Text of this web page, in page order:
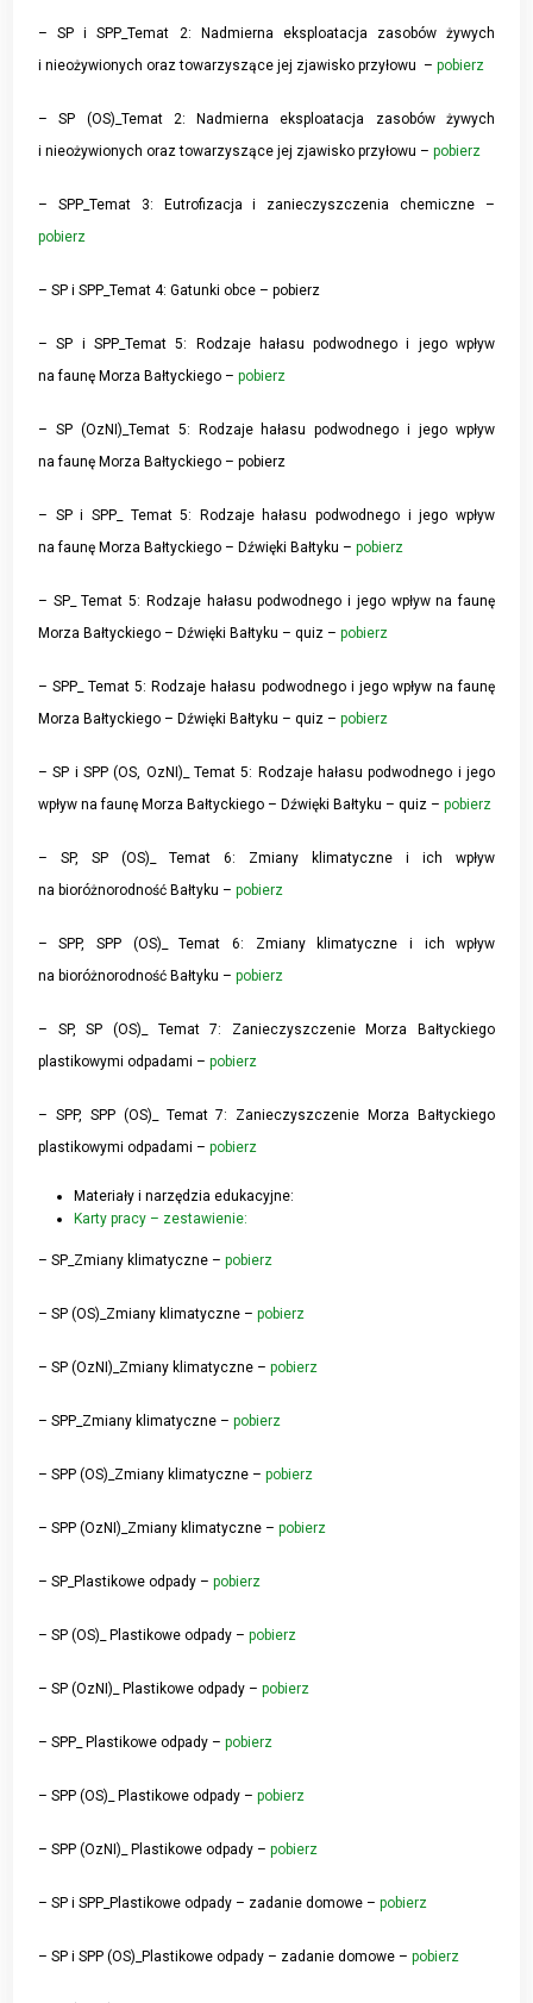
– SP i SPP_Temat 2: Nadmierna eksploatacja zasobów żywych
i nieożywionych oraz towarzyszące jej zjawisko przyłowu – pobierz
– SP (OS)_Temat 2: Nadmierna eksploatacja zasobów żywych
i nieożywionych oraz towarzyszące jej zjawisko przyłowu – pobierz
– SPP_Temat 3: Eutrofizacja i zanieczyszczenia chemiczne –
pobierz
– SP i SPP_Temat 4: Gatunki obce – pobierz
– SP i SPP_Temat 5: Rodzaje hałasu podwodnego i jego wpływ
na faunę Morza Bałtyckiego – pobierz
– SP (OzNI)_Temat 5: Rodzaje hałasu podwodnego i jego wpływ
na faunę Morza Bałtyckiego – pobierz
– SP i SPP_ Temat 5: Rodzaje hałasu podwodnego i jego wpływ
na faunę Morza Bałtyckiego – Dźwięki Bałtyku – pobierz
– SP_ Temat 5: Rodzaje hałasu podwodnego i jego wpływ na faunę
Morza Bałtyckiego – Dźwięki Bałtyku – quiz – pobierz
– SPP_ Temat 5: Rodzaje hałasu podwodnego i jego wpływ na faunę
Morza Bałtyckiego – Dźwięki Bałtyku – quiz – pobierz
– SP i SPP (OS, OzNI)_ Temat 5: Rodzaje hałasu podwodnego i jego
wpływ na faunę Morza Bałtyckiego – Dźwięki Bałtyku – quiz – pobierz
– SP, SP (OS)_ Temat 6: Zmiany klimatyczne i ich wpływ
na bioróżnorodność Bałtyku – pobierz
– SPP, SPP (OS)_ Temat 6: Zmiany klimatyczne i ich wpływ
na bioróżnorodność Bałtyku – pobierz
– SP, SP (OS)_ Temat 7: Zanieczyszczenie Morza Bałtyckiego
plastikowymi odpadami – pobierz
– SPP, SPP (OS)_ Temat 7: Zanieczyszczenie Morza Bałtyckiego
plastikowymi odpadami – pobierz
Materiały i narzędzia edukacyjne:
Karty pracy – zestawienie:
– SP_Zmiany klimatyczne – pobierz
– SP (OS)_Zmiany klimatyczne – pobierz
– SP (OzNI)_Zmiany klimatyczne – pobierz
– SPP_Zmiany klimatyczne – pobierz
– SPP (OS)_Zmiany klimatyczne – pobierz
– SPP (OzNI)_Zmiany klimatyczne – pobierz
– SP_Plastikowe odpady – pobierz
– SP (OS)_ Plastikowe odpady – pobierz
– SP (OzNI)_ Plastikowe odpady – pobierz
– SPP_ Plastikowe odpady – pobierz
– SPP (OS)_ Plastikowe odpady – pobierz
– SPP (OzNI)_ Plastikowe odpady – pobierz
– SP i SPP_Plastikowe odpady – zadanie domowe – pobierz
– SP i SPP (OS)_Plastikowe odpady – zadanie domowe – pobierz